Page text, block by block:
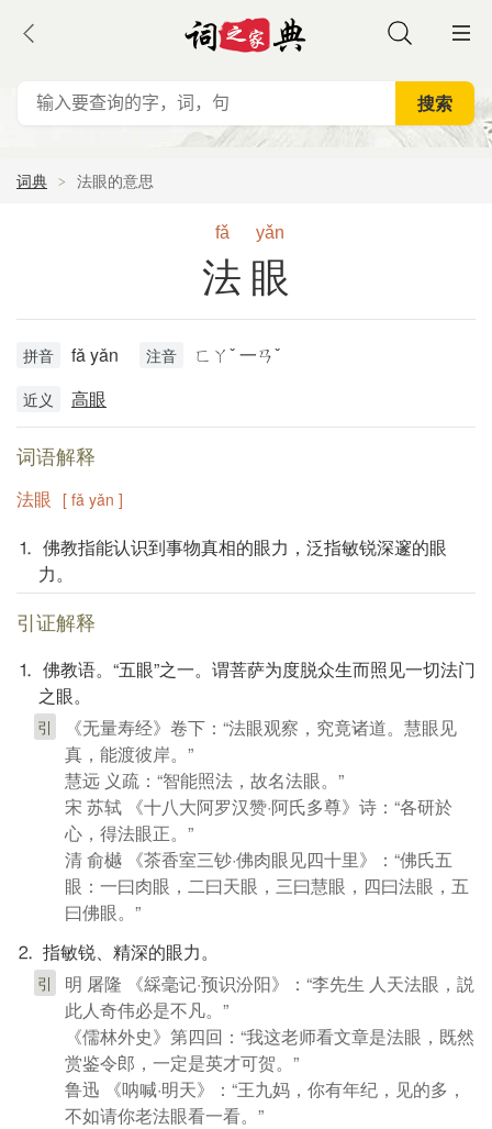
词典 法眼的意思
fǎ yǎn
法眼
拼音 fǎ yǎn 注音 ㄈㄚˇ 一ㄢˇ
近义 高眼
词语解释
法眼 [ fǎ yǎn ]
⒈ 佛教指能认识到事物真相的眼力，泛指敏锐深邃的眼
力。
引证解释
⒈ 佛教语。“五眼”之一。谓菩萨为度脱众生而照见一切法门
之眼。
引
《无量寿经》卷下：“法眼观察，究竟诸道。慧眼见
真，能渡彼岸。”
慧远 义疏：“智能照法，故名法眼。”
宋 苏轼 《十八大阿罗汉赞·阿氏多尊》诗：“各研於
心，得法眼正。”
清 俞樾 《茶香室三钞·佛肉眼见四十里》：“佛氏五
眼：一曰肉眼，二曰天眼，三曰慧眼，四曰法眼，五
曰佛眼。”
⒉ 指敏锐、精深的眼力。
引
明 屠隆 《綵毫记·预识汾阳》：“李先生 人天法眼，説
此人奇伟必是不凡。”
《儒林外史》第四回：“我这老师看文章是法眼，既然
赏鉴令郎，一定是英才可贺。”
鲁迅 《呐喊·明天》：“王九妈，你有年纪，见的多，
不如请你老法眼看一看。”